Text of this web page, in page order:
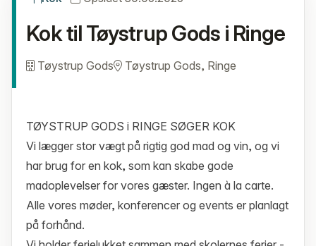
Kok til Tøystrup Gods i Ringe
Tøystrup Gods Tøystrup Gods, Ringe
TØYSTRUP GODS i RINGE SØGER KOK
Vi lægger stor vægt på rigtig god mad og vin, og vi
har brug for en kok, som kan skabe gode
madoplevelser for vores gæster. Ingen à la carte.
Alle vores møder, konferencer og events er planlagt
på forhånd.